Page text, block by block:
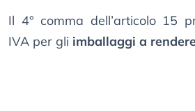
Il 4° comma dell’articolo 15
IVA per gli imballaggi a